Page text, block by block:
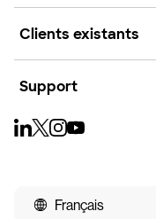
Clients existants
Support
Français